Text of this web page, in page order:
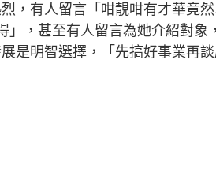
，有人留言「咁靚咁有才華竟
」，甚至有人留言為她介紹對象
是明智選擇，「先搞好事業再